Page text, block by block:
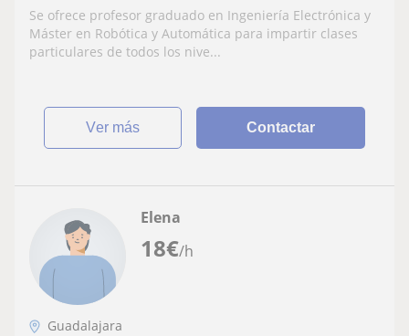
Se ofrece profesor graduado en Ingeniería Electrónica y
Máster en Robótica y Automática para impartir clases
particulares de todos los nive...
ver más Contactar
18€/h
Elena
Guadalajara